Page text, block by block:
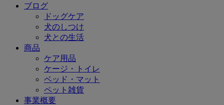
ブログ
ドッグケア
犬のしつけ
犬との生活
商品
ケア用品
ケージ・トイレ
ベッド・マット
ペット雑貨
事業概要